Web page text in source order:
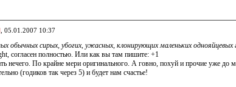
, 05.01.2007 10:37
обычных сирых, убогих, ужасных, клонирующих маленьких
согласен полностью. Или как вы там пишите: +1
нечего. По крайне мери оригинального. А говно, похуй и прочие уже до
(годиков так через 5) и будет нам счастье!